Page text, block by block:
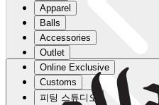
Apparel
Balls
Accessories
Outlet
Online Exclusive
Customs
피팅 스튜디오